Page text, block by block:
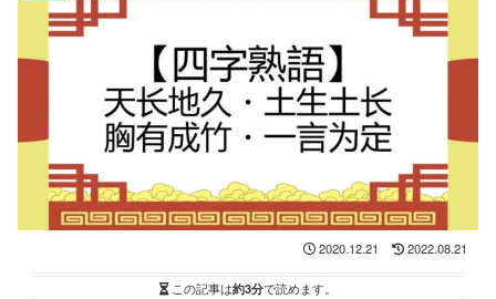
2020.12.21 2022.08.21
この記事は約3分で読めます。